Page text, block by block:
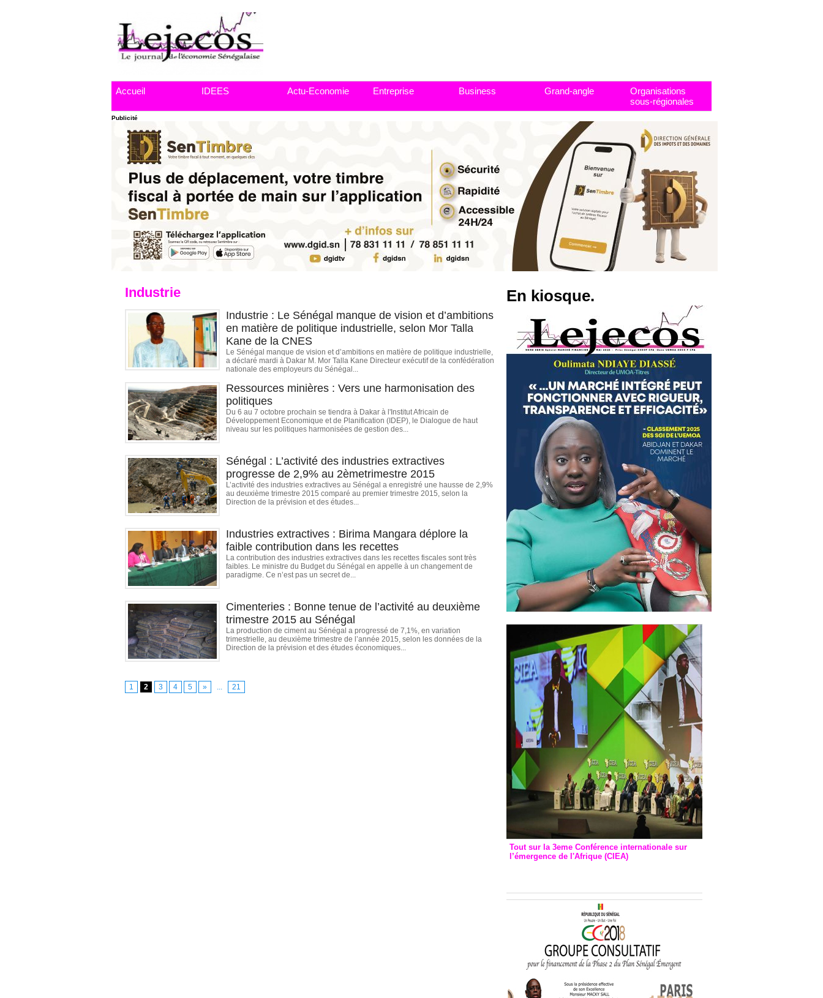
Accueil IDEES Actu-Economie Entreprise Business Grand-angle
Organisations
sous-régionales
Publicité
Industrie
Industrie : Le Sénégal manque de vision et d’ambitions
en matière de politique industrielle, selon Mor Talla
Kane de la CNES
Le Sénégal manque de vision et d’ambitions en matière de politique industrielle,
a déclaré mardi à Dakar M. Mor Talla Kane Directeur exécutif de la confédération
nationale des employeurs du Sénégal...
Ressources minières : Vers une harmonisation des
politiques
Du 6 au 7 octobre prochain se tiendra à Dakar à l'Institut Africain de
Développement Economique et de Planification (IDEP), le Dialogue de haut
niveau sur les politiques harmonisées de gestion des...
Sénégal : L’activité des industries extractives
progresse de 2,9% au 2èmetrimestre 2015
L’activité des industries extractives au Sénégal a enregistré une hausse de 2,9%
au deuxième trimestre 2015 comparé au premier trimestre 2015, selon la
Direction de la prévision et des études...
Industries extractives : Birima Mangara déplore la
faible contribution dans les recettes
La contribution des industries extractives dans les recettes fiscales sont très
faibles. Le ministre du Budget du Sénégal en appelle à un changement de
paradigme. Ce n’est pas un secret de...
Cimenteries : Bonne tenue de l’activité au deuxième
trimestre 2015 au Sénégal
La production de ciment au Sénégal a progressé de 7,1%, en variation
trimestrielle, au deuxième trimestre de l’année 2015, selon les données de la
Direction de la prévision et des études économiques...
1 2 3 4 5 » ... 21
En kiosque.
Tout sur la 3eme Conférence internationale sur
l’émergence de l'Afrique (CIEA)